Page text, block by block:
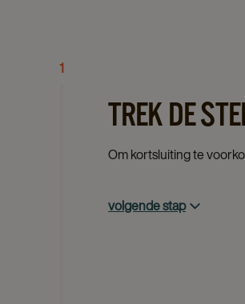
1
TREK DE
Om kortsluiting te
volgende stap